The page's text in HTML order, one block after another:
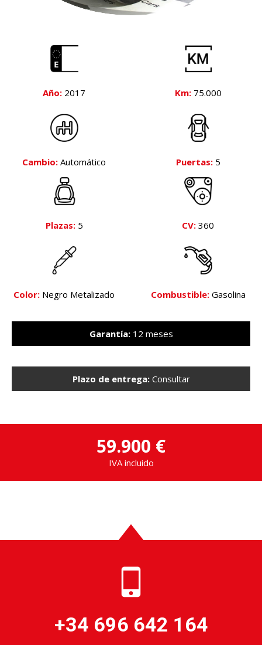
Año: 2017 Km:75.000
Cambio: Automático Puertas:5
Plazas:5 CV: 360
Color: Negro Metalizado Combustible:Gasolina
Garantía:12 meses
Plazo de entrega:Consultar
59.900 €
IVA incluido
+34 696 642 164